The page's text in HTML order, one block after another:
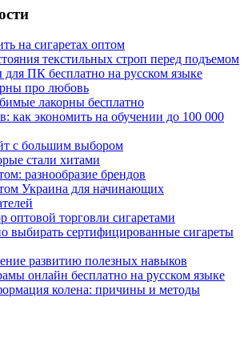
на сигаретах оптом
текстильных строп перед подъемом
для ПК бесплатно на русском языке
про любовь
лакорны бесплатно
как экономить на обучении до 100 000
с большим выбором
стали хитами
разнообразие брендов
Украина для начинающих
оптовой торговли сигаретами
выбирать сертифицированные сигареты
развитию полезных навыков
онлайн бесплатно на русском языке
колена: причины и методы